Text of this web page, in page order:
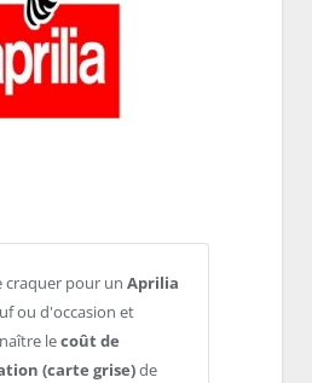
craquer pour un Aprilia
ou d'occasion et
lecoût de
(carte grise)de